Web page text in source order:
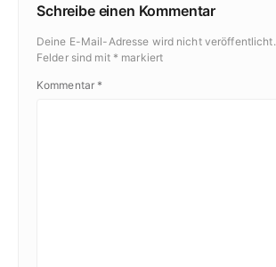
Schreibe einen Kommentar
Deine E-Mail-Adresse wird nicht veröffentlicht.
Felder sind mit * markiert
Kommentar *